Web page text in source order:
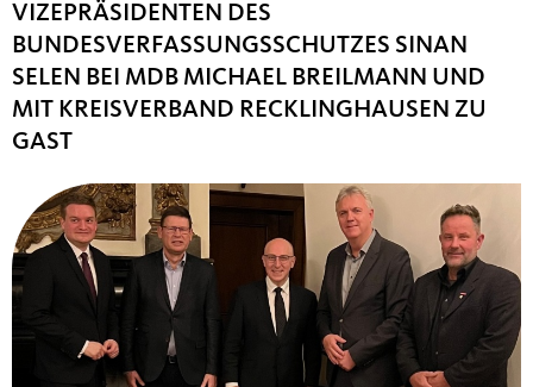
VIZEPRÄSIDENTEN DES
BUNDESVERFASSUNGSSCHUTZES SINAN
SELEN BEI MDB MICHAEL BREILMANN UND
MIT KREISVERBAND RECKLINGHAUSEN ZU
GAST